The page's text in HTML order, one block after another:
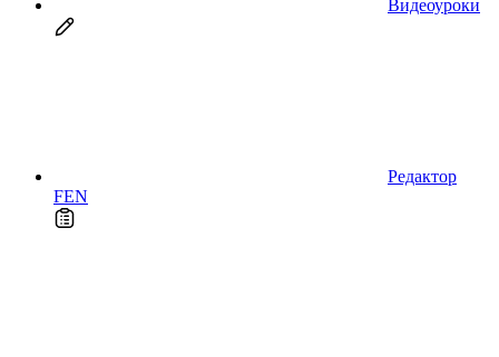
Видеоуроки
Редактор
FEN